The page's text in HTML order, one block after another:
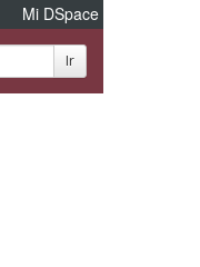
Mi DSpace
Ir